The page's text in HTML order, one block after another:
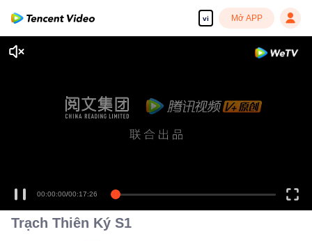
vi Mở APP
00:00:00/00:17:26
Trạch Thiên Ký S1